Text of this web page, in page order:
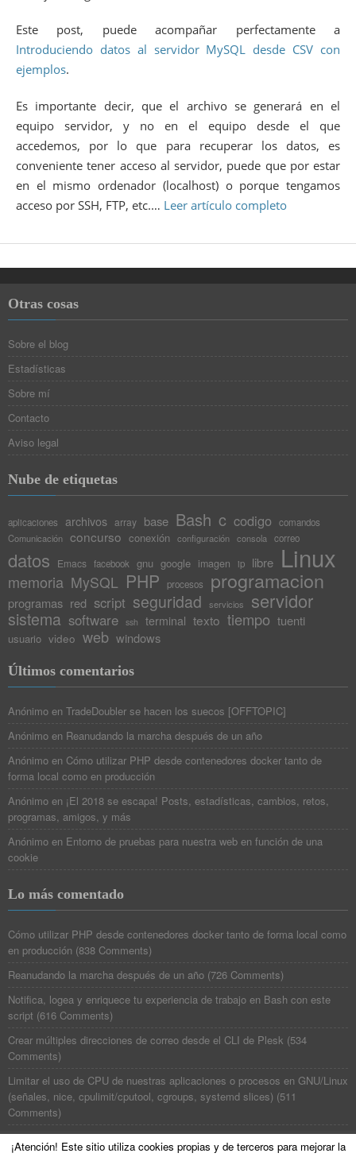
Este post, puede acompañar perfectamente a
Introduciendo datos al servidor MySQL desde CSV con
ejemplos.
Es importante decir, que el archivo se generará en el
equipo servidor, y no en el equipo desde el que
accedemos, por lo que para recuperar los datos, es
conveniente tener acceso al servidor, puede que por estar
en el mismo ordenador (localhost) o porque tengamos
acceso por SSH, FTP, etc.… Leer artículo completo
Otras cosas
Sobre el blog
Estadísticas
Sobre mí
Contacto
Aviso legal
Nube de etiquetas
aplicaciones archivos array base Bash c codigo
comandos
Comunicación concurso conexión configuración consola correo
datos Emacs facebook gnu google imagen ip libre Linux
memoria MySQL PHP procesos programacion
programas red script seguridad servicios servidor
sistema software ssh terminal texto tiempo tuenti
usuario video web windows
Últimos comentarios
Anónimo en TradeDoubler se hacen los suecos [OFFTOPIC]
Anónimo en Reanudando la marcha después de un año
Anónimo en Cómo utilizar PHP desde contenedores docker tanto de
forma local como en producción
Anónimo en ¡El 2018 se escapa! Posts, estadísticas, cambios, retos,
programas, amigos, y más
Anónimo en Entorno de pruebas para nuestra web en función de una
cookie
Lo más comentado
Cómo utilizar PHP desde contenedores docker tanto de forma local como
en producción (838 Comments)
Reanudando la marcha después de un año (726 Comments)
Notifica, logea y enriquece tu experiencia de trabajo en Bash con este
script (616 Comments)
Crear múltiples direcciones de correo desde el CLI de Plesk (534
Comments)
Limitar el uso de CPU de nuestras aplicaciones o procesos en GNU/Linux
(señales, nice, cpulimit/cputool, cgroups, systemd slices) (511
Comments)
¡Atención! Este sitio utiliza cookies propias y de terceros para mejorar la